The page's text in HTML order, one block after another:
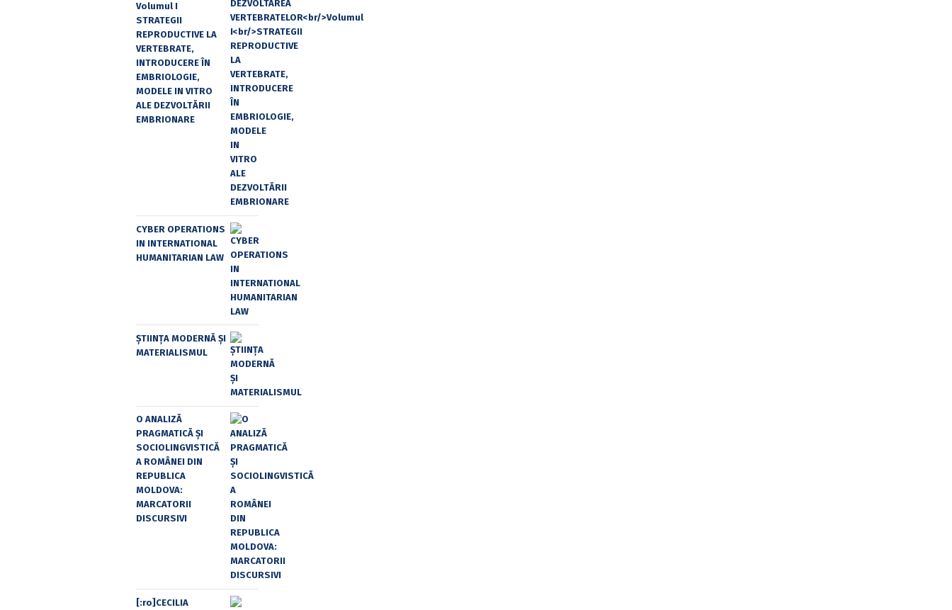
Volumul I
STRATEGII
REPRODUCTIVE LA
VERTEBRATE,
INTRODUCERE ÎN
EMBRIOLOGIE,
MODELE IN VITRO
ALE DEZVOLTĂRII
EMBRIONARE
CYBER OPERATIONS
IN INTERNATIONAL
HUMANITARIAN LAW
ȘTIINȚA MODERNĂ ȘI
MATERIALISMUL
O ANALIZĂ
PRAGMATICĂ ȘI
SOCIOLINGVISTICĂ
A ROMÂNEI DIN
REPUBLICA
MOLDOVA:
MARCATORII
DISCURSIVI
[:ro]CECILIA